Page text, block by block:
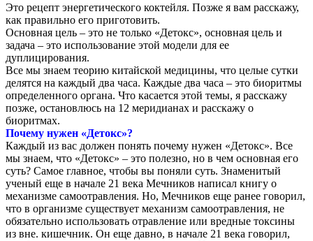
Это рецепт энергетического коктейля. Позже я вам расскажу,
как правильно его приготовить.
Основная цель – это не только «Детокс», основная цель и
задача – это использование этой модели для ее
дуплицирования.
Все мы знаем теорию китайской медицины, что целые сутки
делятся на каждый два часа. Каждые два часа – это биоритмы
определенного органа. Что касается этой темы, я расскажу
позже, остановлюсь на 12 меридианах и расскажу о
биоритмах.
Почему нужен «Детокс»?
Каждый из вас должен понять почему нужен «Детокс». Все
мы знаем, что «Детокс» – это полезно, но в чем основная его
суть? Самое главное, чтобы вы поняли суть. Знаменитый
ученый еще в начале 21 века Мечников написал книгу о
механизме самоотравления. Но, Мечников еще ранее говорил,
что в организме существует механизм самоотравления, не
обязательно использовать отравление или вредные токсины
из вне. кишечник. Он еще давно, в начале 21 века говорил,